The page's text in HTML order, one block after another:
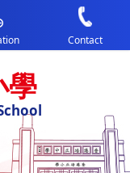
學
Contact